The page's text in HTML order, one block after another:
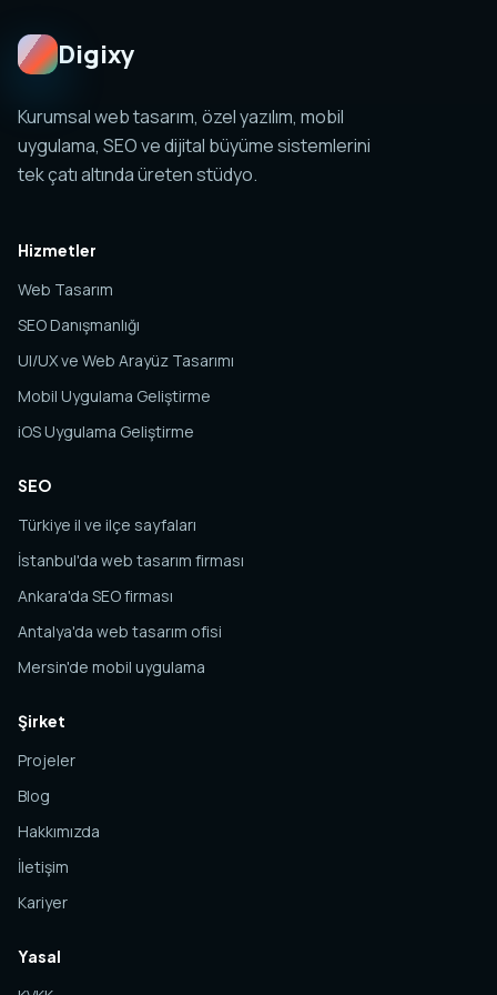
Digixy
Kurumsal web tasarım, özel yazılım, mobil
uygulama, SEO ve dijital büyüme sistemlerini
tek çatı altında üreten stüdyo.
Hizmetler
Web Tasarım
SEO Danışmanlığı
UI/UX ve Web Arayüz Tasarımı
Mobil Uygulama Geliştirme
iOS Uygulama Geliştirme
SEO
Türkiye il ve ilçe sayfaları
İstanbul'da web tasarım firması
Ankara'da SEO firması
Antalya'da web tasarım ofisi
Mersin'de mobil uygulama
Şirket
Projeler
Blog
Hakkımızda
İletişim
Kariyer
Yasal